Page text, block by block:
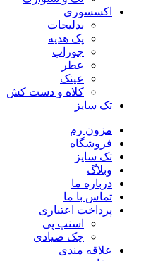
اکسسوری
بدلیجات
پک هدیه
جوراب
عطر
عینک
کلاه و دست کش
تک سایز
مزون رم
فروشگاه
تک سایز
وبلاگ
درباره ما
تماس با ما
پرداخت اعتباری
اسنپ پی
چک صیادی
علاقه مندی